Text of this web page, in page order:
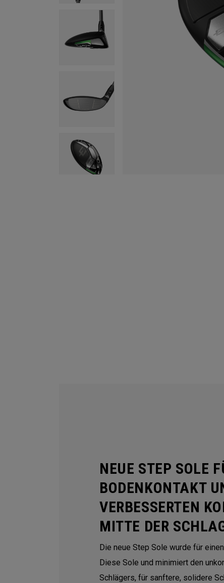
NEUE STEP SOLE
BODENKONTAKT
VERBESSERTEN
MITTE DER
Die neue Step Sole wurde für
Diese Sole und minimiert den
Schlägers, für sanftere, solidere